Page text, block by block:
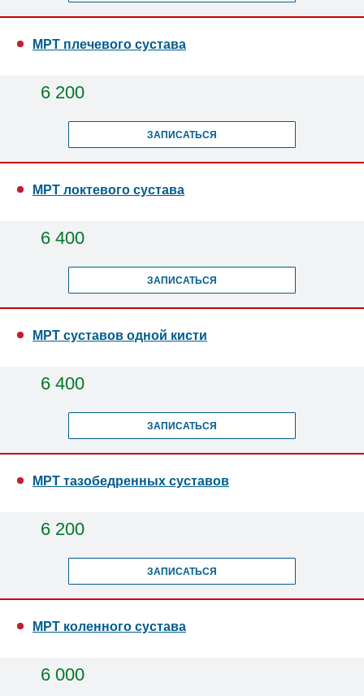
МРТ плечевого сустава
6 200
ЗАПИСАТЬСЯ
МРТ локтевого сустава
6 400
ЗАПИСАТЬСЯ
МРТ суставов одной кисти
6 400
ЗАПИСАТЬСЯ
МРТ тазобедренных суставов
6 200
ЗАПИСАТЬСЯ
МРТ коленного сустава
6 000